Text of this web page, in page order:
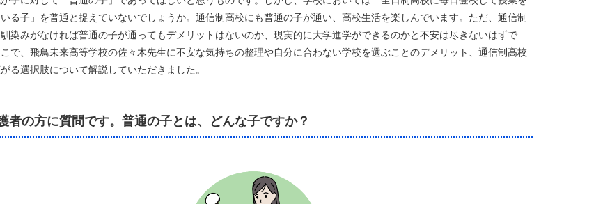
る子」を普通と捉えていないでしょうか。通信制高校にも普通の子が通い、高校生活を楽しんでいます。ただ、通信制
染みがなければ普通の子が通ってもデメリットはないのか、現実的に大学進学ができるのかと不安は尽きないはずで
で、飛鳥未来高等学校の佐々木先生に不安な気持ちの整理や自分に合わない学校を選ぶことのデメリット、通信制高校
る選択肢について解説していただきました。
者の方に質問です。普通の子とは、どんな子ですか？